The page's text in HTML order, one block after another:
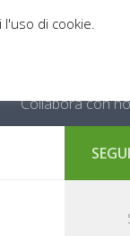
Collabora con
di cookie.